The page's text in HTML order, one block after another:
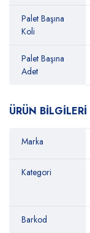
Palet Başına
Koli
Palet Başına
Adet
ÜRÜN BİLGİLERİ
Marka
Kategori
Barkod